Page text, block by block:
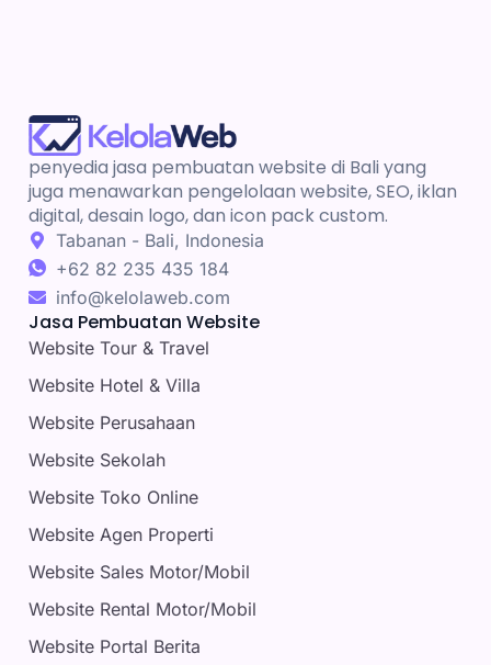
penyedia jasa pembuatan website di Bali yang
juga menawarkan pengelolaan website, SEO, iklan
digital, desain logo, dan icon pack custom.
Tabanan - Bali, Indonesia
+62 82 235 435 184
info@kelolaweb.com
Jasa Pembuatan Website
Website Tour & Travel
Website Hotel & Villa
Website Perusahaan
Website Sekolah
Website Toko Online
Website Agen Properti
Website Sales Motor/Mobil
Website Rental Motor/Mobil
Website Portal Berita